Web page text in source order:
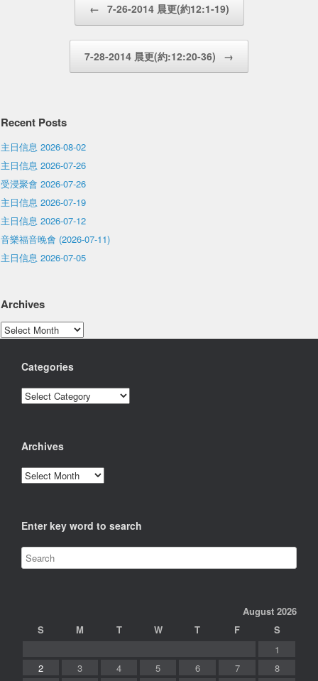
← 7-26-2014 晨更(約12:1-19)
7-28-2014 晨更(約:12:20-36) →
Recent Posts
主日信息 2026-08-02
主日信息 2026-07-26
受浸聚會 2026-07-26
主日信息 2026-07-19
主日信息 2026-07-12
音樂福音晚會 (2026-07-11)
主日信息 2026-07-05
Archives
Archives
Categories
Categories
Archives
Archives
Enter key word to search
August 2026
S
M T W T F
S
1
2
3 4 5 6 7
8